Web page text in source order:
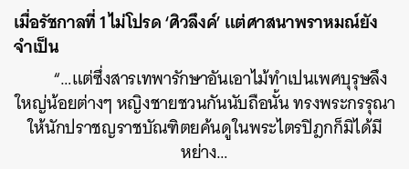
เมื่อรัชกาลที่ 1 ไม่โปรด ‘ศิวลึงค์’ แต่ศาสนาพราหมณ์ยัง
จำเป็น
“…แต่ซึ่งสารเทพารักษาอันเอาไม้ทำเปนเพศบุรุษลึง
ใหญ่น้อยต่างๆ หญิงชายชวนกันนับถือนั้น ทรงพระกรรุณา
ให้นักปราชญราชบัณฑิตยค้นดูในพระไตรปิฎกก็มิได้มี
หย่าง…